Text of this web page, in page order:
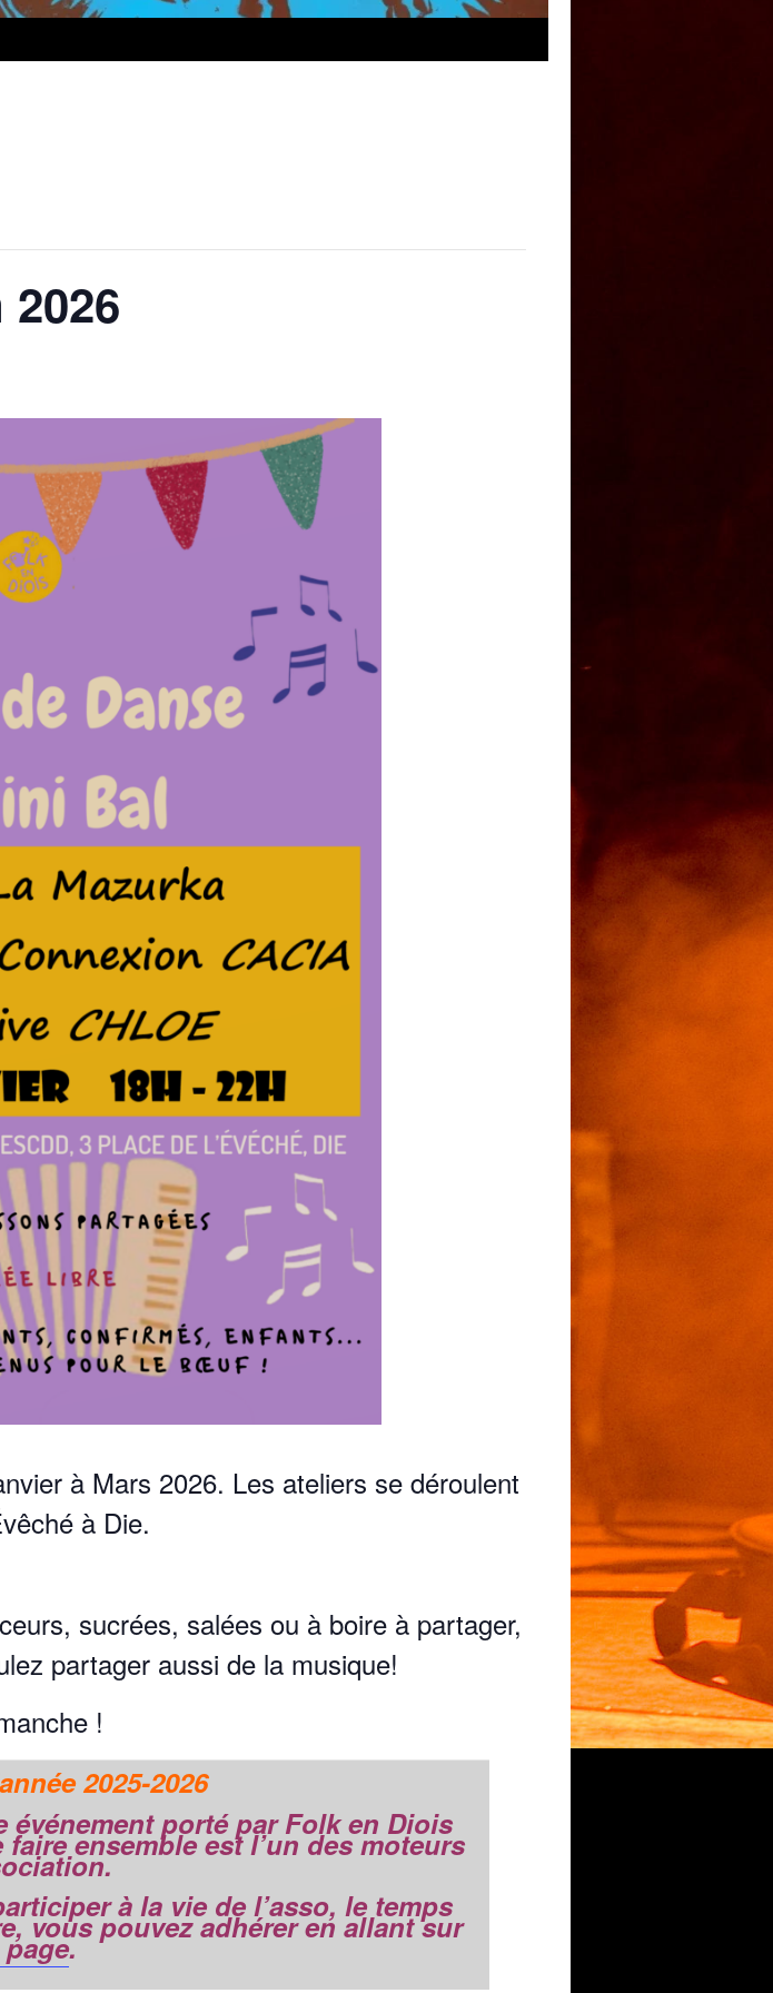
à Mars 2026. Les ateliers se déroulent
à Die.
sucrées, salées ou à boire à partager,
partager aussi de la musique!
!
2025-2026
événement porté par Folk en Diois
ensemble est l’un des moteurs
à la vie de l’asso, le temps
vous pouvez adhérer en allant sur
.